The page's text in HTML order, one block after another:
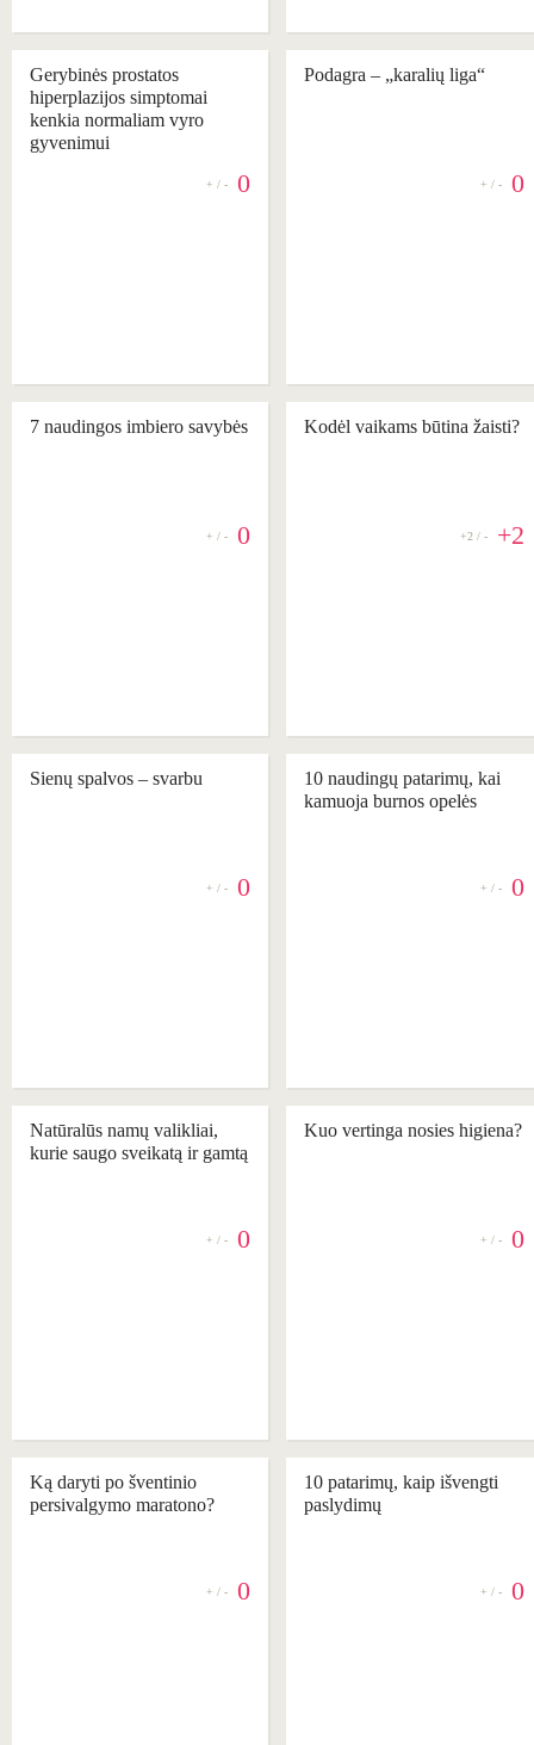
Gerybinės prostatos
hiperplazijos simptomai
kenkia normaliam vyro
gyvenimui
+ / - 0
Podagra – „karalių liga“
+ / - 0
7 naudingos imbiero savybės
+ / - 0
Kodėl vaikams būtina žaisti?
+2 / - +2
Sienų spalvos – svarbu
+ / - 0
10 naudingų patarimų, kai
kamuoja burnos opelės
+ / - 0
Natūralūs namų valikliai,
kurie saugo sveikatą ir gamtą
+ / - 0
Kuo vertinga nosies higiena?
+ / - 0
Ką daryti po šventinio
persivalgymo maratono?
+ / - 0
10 patarimų, kaip išvengti
paslydimų
+ / - 0